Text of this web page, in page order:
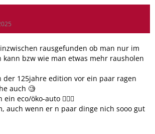
rausgefunden ob man nur im
kann bzw wie man etwas mehr rausholen
der 125jahre edition vor ein paar ragen
auch 🧐
eco/öko-auto 🤷🏻‍♀️
auch wenn er n paar dinge nich sooo gut